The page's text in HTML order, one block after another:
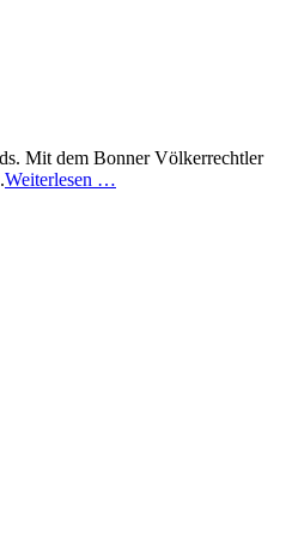
Mit dem Bonner Völkerrechtler
Weiterlesen …